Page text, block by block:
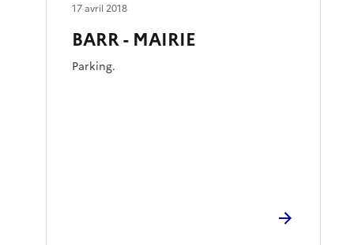
BARR - MAIRIE
Parking.
17 avril 2018